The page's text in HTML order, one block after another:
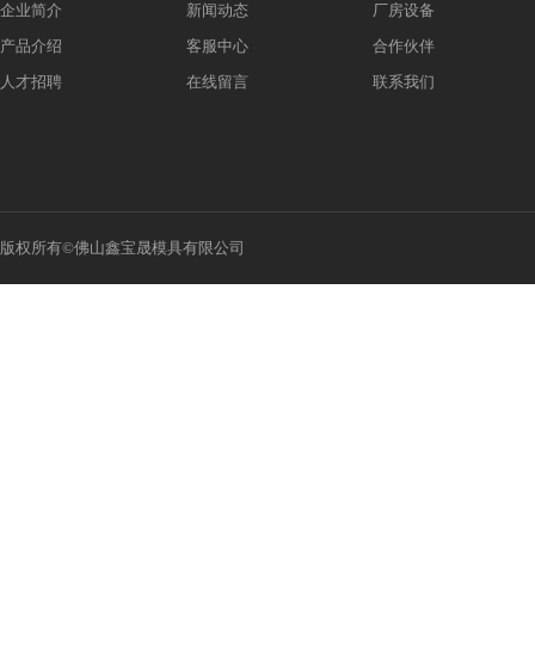
企业简介 新闻动态
厂房设备
产品介绍
客服中心
合作伙伴
人才招聘
在线留言 联系我们
版权所有©佛山鑫宝晟模具有限公司